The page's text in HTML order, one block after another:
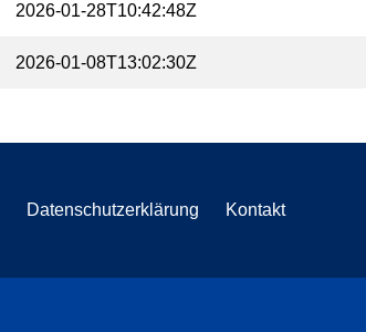
2026-01-28T10:42:48Z
2026-01-08T13:02:30Z
Datenschutzerklärung Kontakt